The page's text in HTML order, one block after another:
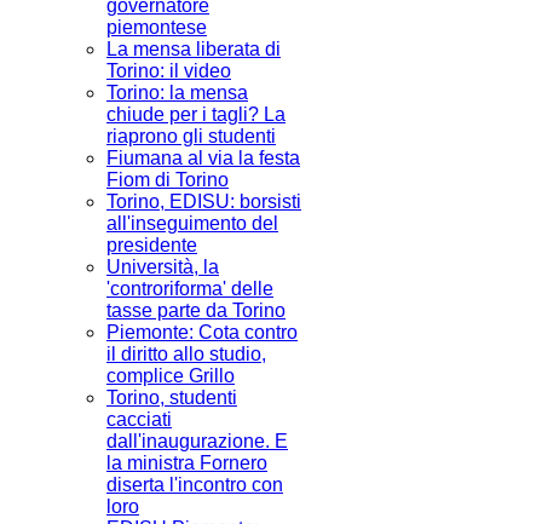
governatore
piemontese
La mensa liberata di
Torino: il video
Torino: la mensa
chiude per i tagli? La
riaprono gli studenti
Fiumana al via la festa
Fiom di Torino
Torino, EDISU: borsisti
all'inseguimento del
presidente
Università, la
'controriforma' delle
tasse parte da Torino
Piemonte: Cota contro
il diritto allo studio,
complice Grillo
Torino, studenti
cacciati
dall'inaugurazione. E
la ministra Fornero
diserta l'incontro con
loro